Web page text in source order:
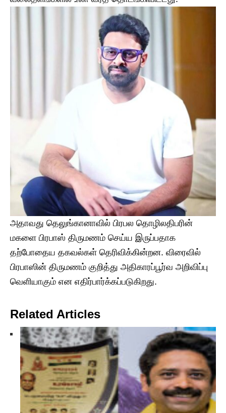
அதாவது தெலுங்கானாவில் பிரபல தொழிலதிபரின்
மகளை பிரபாஸ் திருமணம் செய்ய இருப்பதாக
தற்போதைய தகவல்கள் தெரிவிக்கின்றன. விரைவில்
பிரபாஸின் திருமணம் குறித்து அதிகாரப்பூர்வ அறிவிப்பு
வெளியாகும் என எதிர்பார்க்கப்படுகிறது.
Related Articles